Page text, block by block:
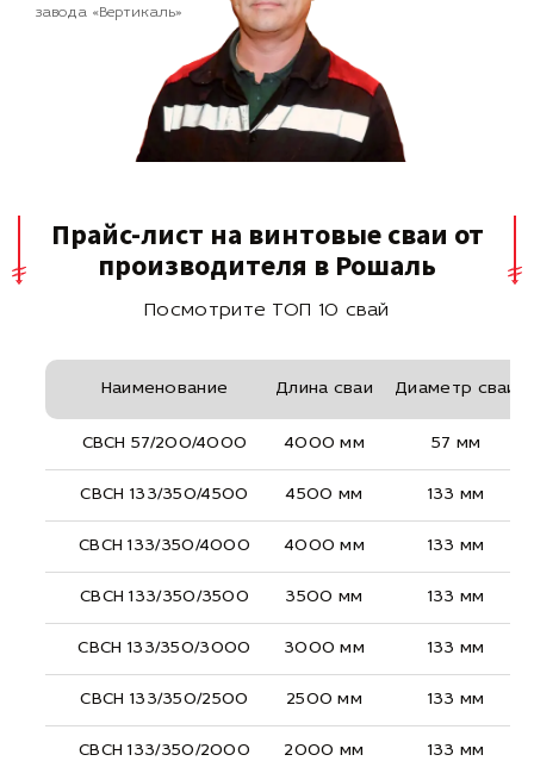
завода «Вертикаль»
Прайс-лист на винтовые сваи от
производителя в Рошаль
Посмотрите ТОП 10 свай
Наименование Длина сваи Диаметр сваи
СВСН 57/200/4000 4000 мм 57 мм
СВСН 133/350/4500 4500 мм 133 мм
СВСН 133/350/4000 4000 мм 133 мм
СВСН 133/350/3500 3500 мм 133 мм
СВСН 133/350/3000 3000 мм 133 мм
СВСН 133/350/2500 2500 мм 133 мм
СВСН 133/350/2000 2000 мм 133 мм